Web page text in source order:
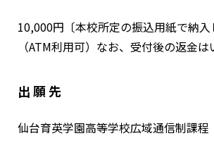
10,000円〔本校所定の振込用紙で納入
（ATM利用可）なお、受付後の返金は
出 願 先
仙台育英学園高等学校広域通信制課程